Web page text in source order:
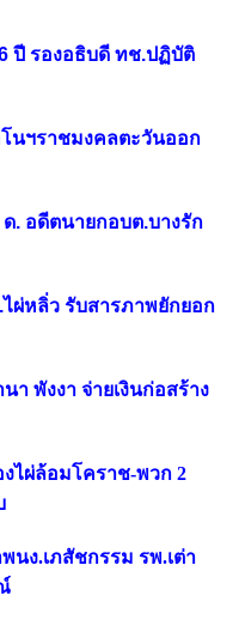
ปี รองอธิบดี ทช.ปฏิบัติ
นฯราชมงคลตะวันออก
. อดีตนายกอบต.บางรัก
ผ่หลิ่ว รับสารภาพยักยอก
พังงา จ่ายเงินก่อสร้าง
ไผ่ล้อมโคราช-พวก 2
นง.เภสัชกรรม รพ.เต่า